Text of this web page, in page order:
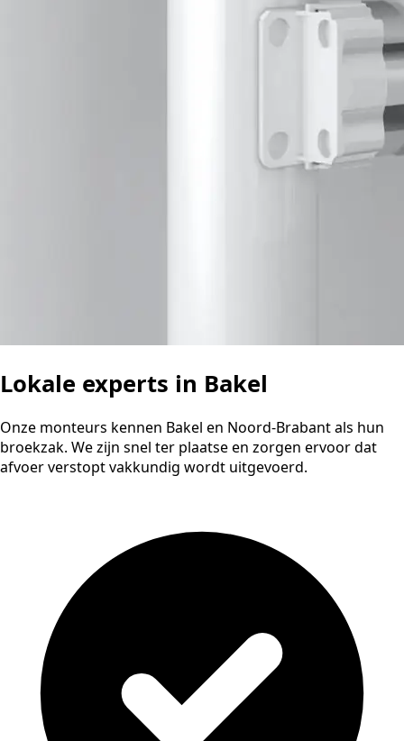
Lokale experts in Bakel
Onze monteurs kennen Bakel en Noord-Brabant als hun
broekzak. We zijn snel ter plaatse en zorgen ervoor dat
afvoer verstopt vakkundig wordt uitgevoerd.